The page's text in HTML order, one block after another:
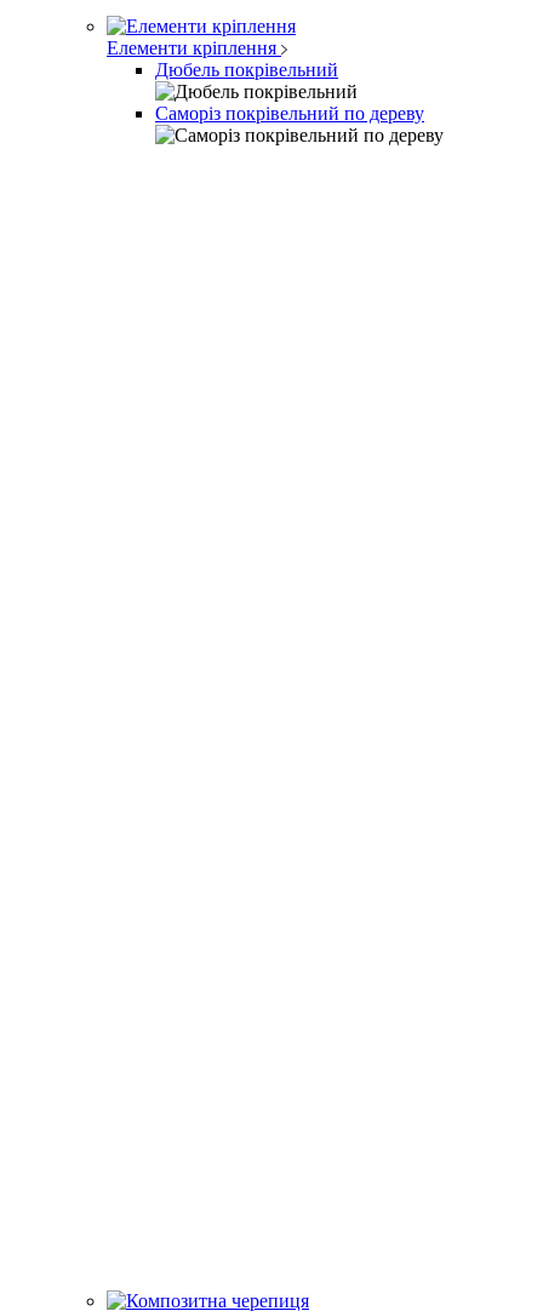
Елементи кріплення
Дюбель покрівельний
Саморіз покрівельний по дереву